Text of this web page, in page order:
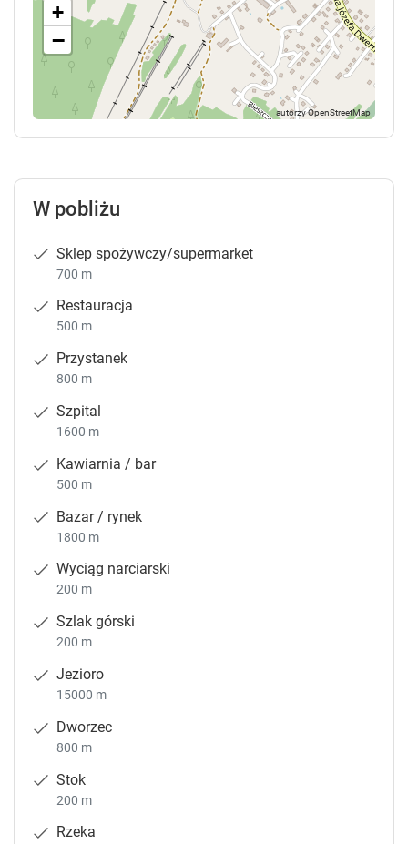
+
−
W pobliżu
Sklep spożywczy/supermarket
700 m
Restauracja
500 m
Przystanek
800 m
Szpital
1600 m
Kawiarnia / bar
500 m
Bazar / rynek
1800 m
Wyciąg narciarski
200 m
Szlak górski
200 m
Jezioro
15000 m
Dworzec
800 m
Stok
200 m
Rzeka